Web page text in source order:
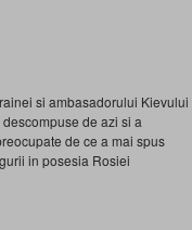
si ambasadorului Kievului
de azi si a
de ce a mai spus
in posesia Rosiei